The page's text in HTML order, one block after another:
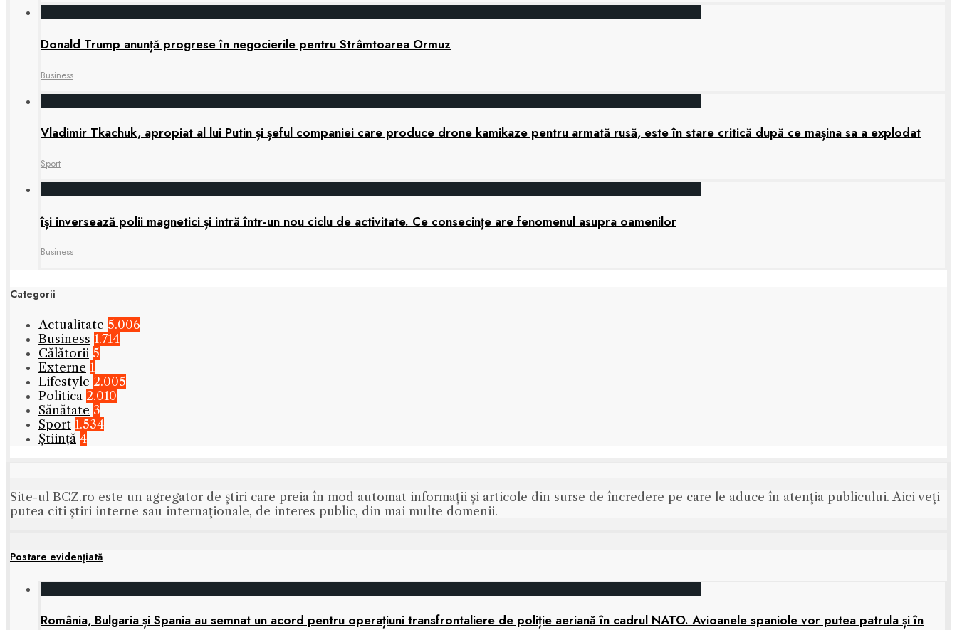
Donald Trump anunță progrese în negocierile pentru Strâmtoarea Ormuz
Business
Vladimir Tkachuk, apropiat al lui Putin și șeful companiei care produce drone kamikaze pentru armată rusă, este în stare critică după ce mașina sa a explodat
Sport
își inversează polii magnetici și intră într-un nou ciclu de activitate. Ce consecințe are fenomenul asupra oamenilor
Business
Categorii
Actualitate 5.006
Business 1.714
Călătorii 5
Externe 1
Lifestyle 2.005
Politica 2.010
Sănătate 3
Sport 1.534
Știință 4
Site-ul BCZ.ro este un agregator de ştiri care preia în mod automat informaţii şi articole din surse de încredere pe care le aduce în atenţia publicului. Aici veţi
putea citi ştiri interne sau internaţionale, de interes public, din mai multe domenii.
Postare evidenţiată
România, Bulgaria și Spania au semnat un acord pentru operațiuni transfrontaliere de poliție aeriană în cadrul NATO. Avioanele spaniole vor putea patrula și în